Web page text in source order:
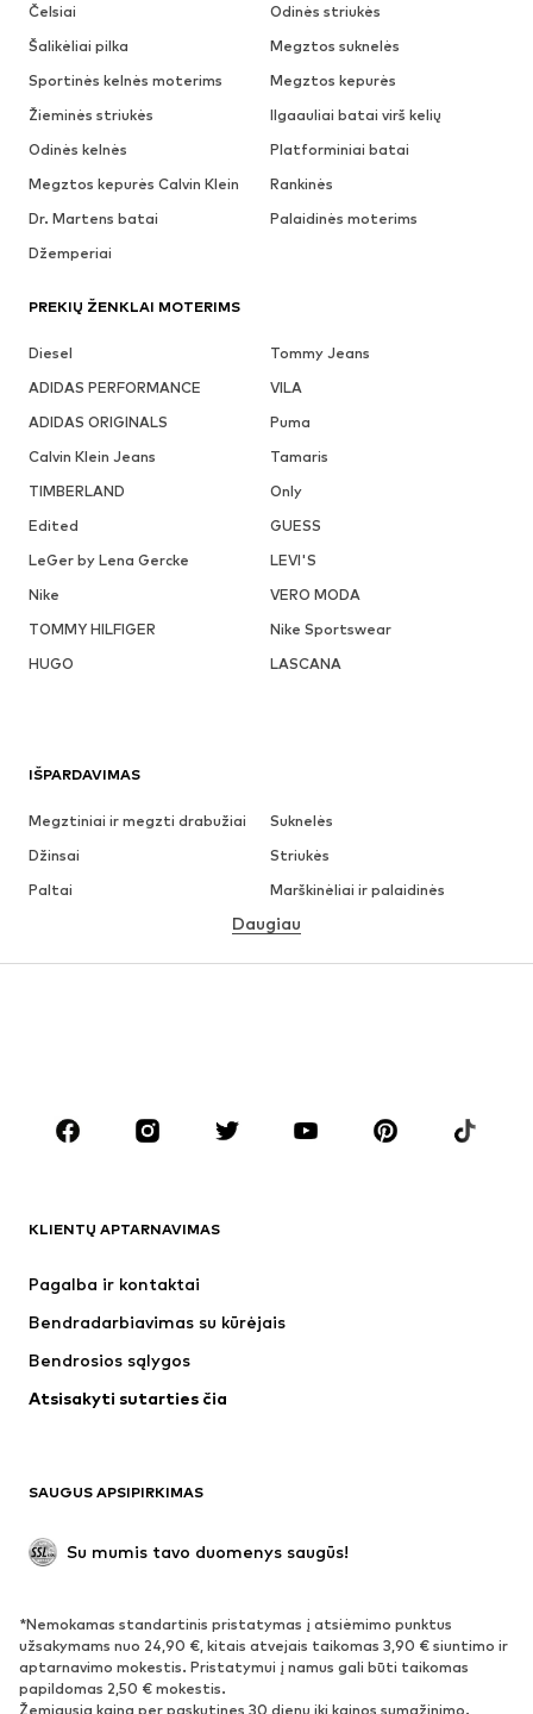
Čelsiai
Odinės striukės
Šalikėliai pilka
Megztos suknelės
Sportinės kelnės moterims
Megztos kepurės
Žieminės striukės
Ilgaauliai batai virš kelių
Odinės kelnės
Platforminiai batai
Megztos kepurės Calvin Klein
Rankinės
Dr. Martens batai
Palaidinės moterims
Džemperiai
PREKIŲ ŽENKLAI MOTERIMS
Diesel
Tommy Jeans
ADIDAS PERFORMANCE
VILA
ADIDAS ORIGINALS
Puma
Calvin Klein Jeans
Tamaris
TIMBERLAND
Only
Edited
GUESS
LeGer by Lena Gercke
LEVI'S
Nike
VERO MODA
TOMMY HILFIGER
Nike Sportswear
HUGO
LASCANA
IŠPARDAVIMAS
Megztiniai ir megzti drabužiai
Suknelės
Džinsai
Striukės
Paltai
Marškinėliai ir palaidinės
Apatiniai
Sijonai
Palaidinės ir tunikos
Aksesuarai
Premium
Naujienos
Apatiniai
Paltai
Proginiai
Išskirtiniai
BATAI
Naujienos
Šiuo metu paklausu
Daugiau
KLIENTŲ APTARNAVIMAS
Pagalba ir kontaktai
Bendradarbiavimas su kūrėjais
Bendrosios sąlygos
Atsisakyti sutarties čia
SAUGUS APSIPIRKIMAS
Su mumis tavo duomenys saugūs!
*Nemokamas standartinis pristatymas į atsiėmimo punktus
užsakymams nuo 24,90 €, kitais atvejais taikomas 3,90 € siuntimo ir
aptarnavimo mokestis. Pristatymui į namus gali būti taikomas
papildomas 2,50 € mokestis.
Žemiausia kaina per paskutines 30 dienų iki kainos sumažinimo.